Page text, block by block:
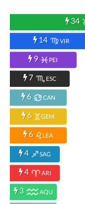
34
14 VIR
9 PEI
7 ESC
6 CAN
6 GEM
6 LEA
4 SAG
4 ARI
3 AQU